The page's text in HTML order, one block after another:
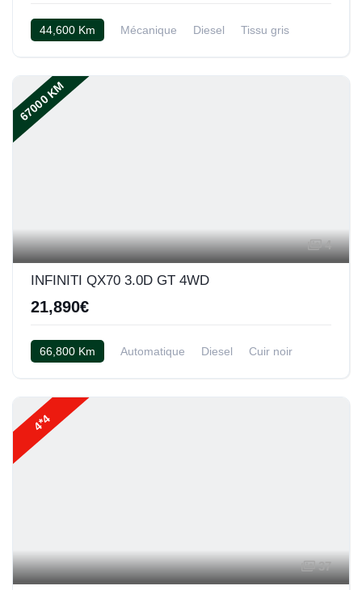
44,600 Km Mécanique Diesel Tissu gris
67000 KM
4
INFINITI QX70 3.0D GT 4WD
21,890€
66,800 Km Automatique Diesel Cuir noir
4*4
37